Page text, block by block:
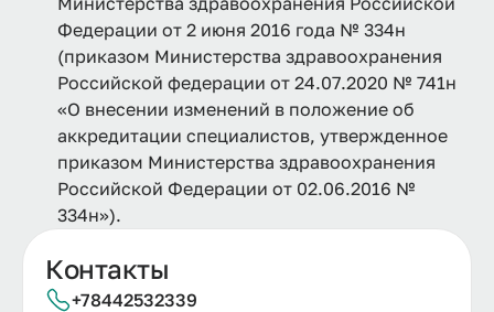
Федерации от 2 июня 2016 года № 334н
(приказом Министерства здравоохранения
Российской федерации от 24.07.2020 № 741н
«О внесении изменений в положение об
аккредитации специалистов, утвержденное
приказом Министерства здравоохранения
Российской Федерации от 02.06.2016 №
334н»).
Контакты
+78442532339